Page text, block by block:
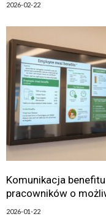
2026-02-22
Komunikacja
pracowników o
2026-01-22